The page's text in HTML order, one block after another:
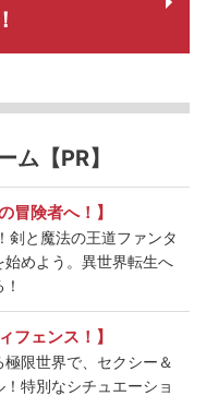
ム【PR】
冒険者へ！】
剣と魔法の王道ファンタ
始めよう。異世界転生へ
フェンス！】
極限世界で、セクシー＆
特別なシチュエーショ